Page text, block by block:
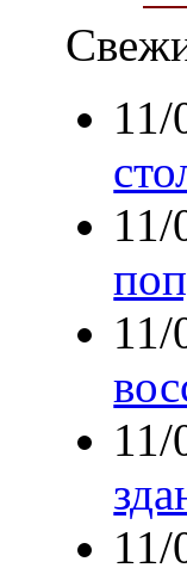
11/
11/
11/
11/
11/